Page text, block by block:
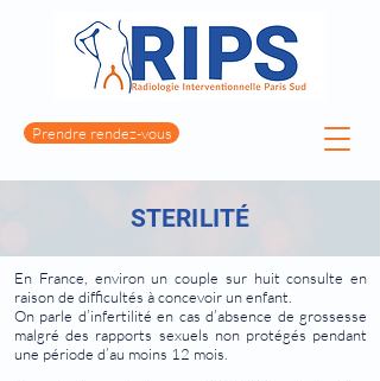
Prendre rendez-vous
STERILITÉ
En France, environ un couple sur huit consulte en
raison de difficultés à concevoir un enfant.
On parle d’infertilité en cas d’absence de grossesse
malgré des rapports sexuels non protégés pendant
une période d’au moins 12 mois.